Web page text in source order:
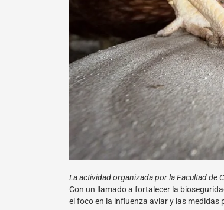
La actividad organizada por la Facultad de
Con un llamado a fortalecer la
el foco en la influenza aviar y las